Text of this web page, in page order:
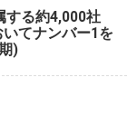
する約4,000社
てナンバー1を
)